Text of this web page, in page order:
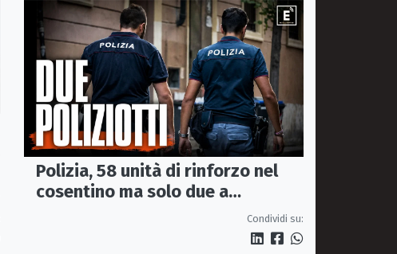
Polizia, 58 unità di rinforzo nel
cosentino ma solo due a
Corigliano-Rossano e due aCondividi su: